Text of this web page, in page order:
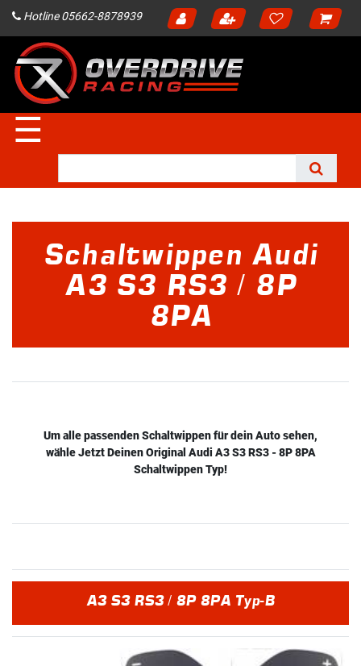
Hotline 05662-8878939
☰
Schaltwippen Audi
A3 S3 RS3 / 8P
8PA
Um alle passenden Schaltwippen für dein Auto sehen,
wähle Jetzt Deinen Original Audi A3 S3 RS3 - 8P 8PA
Schaltwippen Typ!
A3 S3 RS3 / 8P 8PA Typ-B